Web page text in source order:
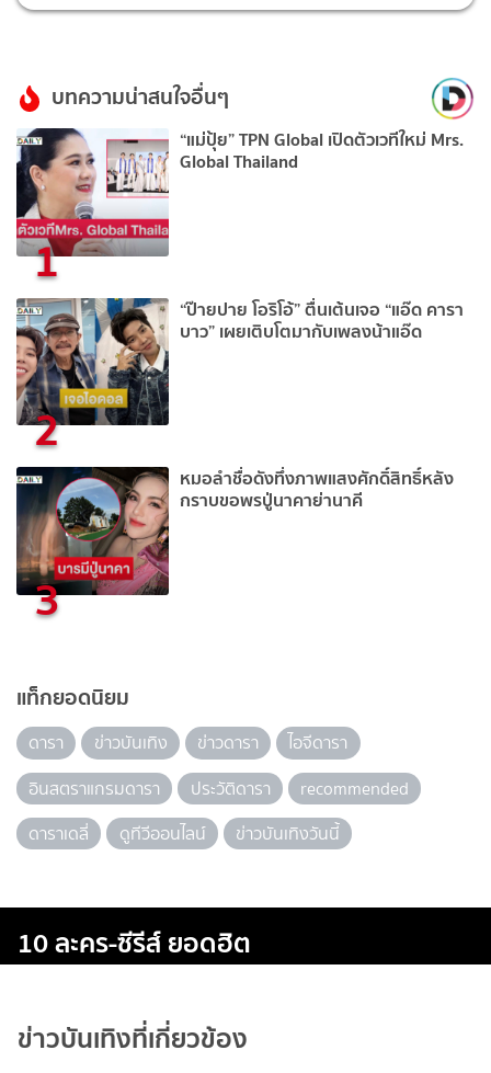
บทความน่าสนใจอื่นๆ
1
“แม่ปุ้ย” TPN Global เปิดตัวเวทีใหม่ Mrs.
Global Thailand
2
“ป๊ายปาย โอริโอ้” ตื่นเต้นเจอ “แอ๊ด คารา
บาว” เผยเติบโตมากับเพลงน้าแอ๊ด
3
หมอลำชื่อดังทึ่งภาพแสงศักดิ์สิทธิ์หลัง
กราบขอพรปู่นาคาย่านาคี
แท็กยอดนิยม
ดารา ข่าวบันเทิง ข่าวดารา
ไอจีดารา
อินสตราแกรมดารา
ประวัติดารา
recommended
ดาราเดลี่
ดูทีวีออนไลน์ ข่าวบันเทิงวันนี้
10 ละคร-ซีรีส์ ยอดฮิต
ข่าวบันเทิงที่เกี่ยวข้อง